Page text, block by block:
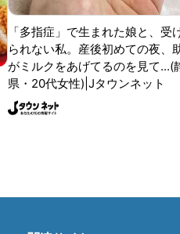
「多指症」で生まれた娘と、受
られない私。産後初めての夜、
がミルクをあげてるのを見て...(
県・20代女性)|Jタウンネット